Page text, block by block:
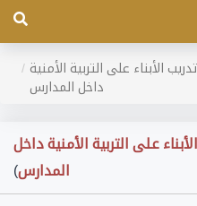
تدريب الأبناء على التربية الأمنية
داخل المدارس
على التربية الأمنية داخل
المدارس)